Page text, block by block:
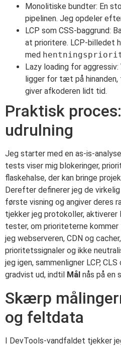
Monolitiske bundter: En
pipelinen. Jeg opdeler
LCP som CSS-baggrund:
at prioritere. LCP-billedet
med
Lazy loading for
ligger for tæt på
giver afkoderen lidt tid.
Praktisk
udrulning
Jeg starter med en as-is-
tests viser mig blokeringer,
flaskehalse, der kan bringe
Derefter definerer jeg de
første visning og angiver
tjekker jeg protokoller,
tester, om prioriteterne
jeg webserveren, CDN og
prioritetssignaler og ikke
jeg igen, sammenligner LCP,
gradvist ud, indtil Mål nås på en
Skærp
og feltdata
I DevTools-vandfaldet tjekker